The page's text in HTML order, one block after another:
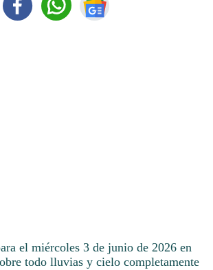
el miércoles 3 de junio de 2026 en
todo lluvias y cielo completamente